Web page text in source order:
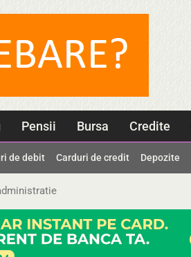
Pensii Bursa Credite
de debit Carduri de credit Depozite